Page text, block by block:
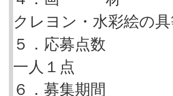
クレヨン・水彩絵の
５．応募点数
一人１点
６．募集期間